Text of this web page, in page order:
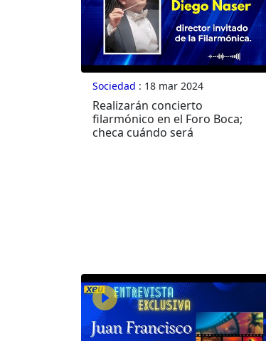
Sociedad : 18 mar 2024
Realizarán concierto
filarmónico en el Foro Boca;
checa cuándo será